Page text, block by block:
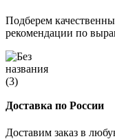
Подберем
рекомендации по
Доставка по России
Доставим заказ в